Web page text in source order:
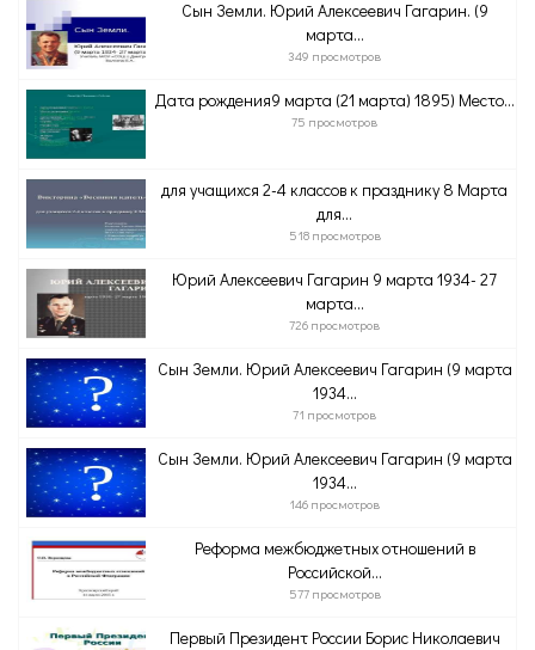
Сын Земли. Юрий Алексеевич Гагарин. (9
марта...
349 просмотров
Дата рождения9 марта (21 марта) 1895) Место...
75 просмотров
для учащихся 2-4 классов к празднику 8 Марта
для...
518 просмотров
Юрий Алексеевич Гагарин 9 марта 1934- 27
марта...
726 просмотров
Сын Земли. Юрий Алексеевич Гагарин (9 марта
1934...
71 просмотров
Сын Земли. Юрий Алексеевич Гагарин (9 марта
1934...
146 просмотров
Реформа межбюджетных отношений в
Российской...
577 просмотров
Первый Президент России Борис Николаевич